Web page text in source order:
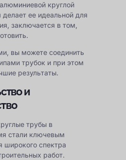
круглой
делает ее идеальной для
заключается в том,
вы можете соединить
трубок и при этом
результаты.
и
трубы в
стали ключевым
широкого спектра
работ.